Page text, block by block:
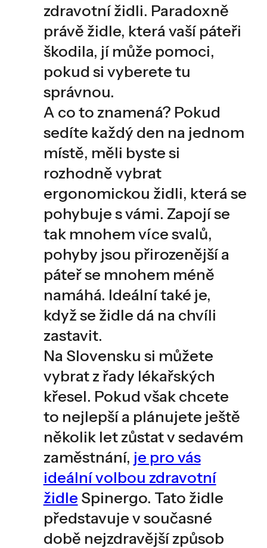
zdravotní židli. Paradoxně
právě židle, která vaší páteři
škodila, jí může pomoci,
pokud si vyberete tu
správnou.
A co to znamená? Pokud
sedíte každý den na jednom
místě, měli byste si
rozhodně vybrat
ergonomickou židli, která se
pohybuje s vámi. Zapojí se
tak mnohem více svalů,
pohyby jsou přirozenější a
páteř se mnohem méně
namáhá. Ideální také je,
když se židle dá na chvíli
zastavit.
Na Slovensku si můžete
vybrat z řady lékařských
křesel. Pokud však chcete
to nejlepší a plánujete ještě
několik let zůstat v sedavém
zaměstnání, je pro vás
ideální volbou zdravotní
židle Spinergo. Tato židle
představuje v současné
době nejzdravější způsob